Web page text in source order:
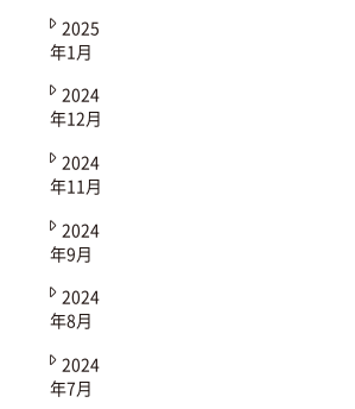
2025
年1月
2024
年12月
2024
年11月
2024
年9月
2024
年8月
2024
年7月